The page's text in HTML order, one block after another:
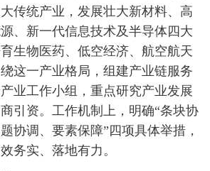
传统产业，发展壮大新材料、高
、新一代信息技术及半导体四大
生物医药、低空经济、航空航天
这一产业格局，组建产业链服务
业工作小组，重点研究产业发展
引资。工作机制上，明确“条块协
协调、要素保障”四项具体举措，
务实、落地有力。